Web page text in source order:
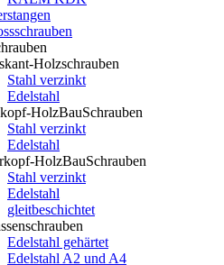
Holzschrauben
Stahl verzinkt
Edelstahl
HolzBauSchrauben
Stahl verzinkt
Edelstahl
HolzBauSchrauben
Stahl verzinkt
Edelstahl
gleitbeschichtet
Edelstahl gehärtet
Edelstahl A2 und A4